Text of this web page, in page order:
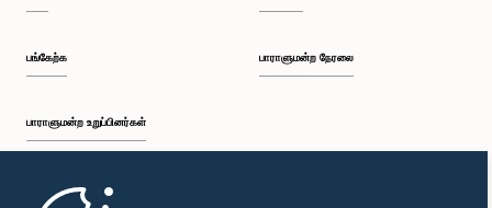
பங்கேற்க
பாராளுமன்ற உறுப்பினர்கள்
முதற்பக்கம்
பாராளுமன்ற நேரலை